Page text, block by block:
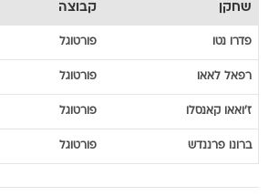
שחקן קבוצה
פדרו נטו פורטוגל
רפאל לאאו פורטוגל
ז'ואאו קאנסלו פורטוגל
ברונו פרננדש פורטוגל